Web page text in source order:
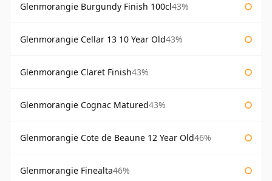
Glenmorangie Burgundy Finish 100cl43%
Glenmorangie Cellar 13 10 Year Old43%
Glenmorangie Claret Finish43%
Glenmorangie Cognac Matured43%
Glenmorangie Cote de Beaune 12 Year Old46%
Glenmorangie Finealta46%